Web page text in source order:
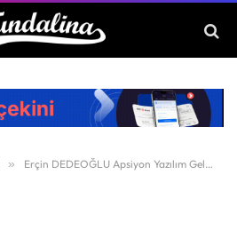
» Erçin DEDEOĞLU Apsiyon Yazılım Geliştirme Müdürü oldu